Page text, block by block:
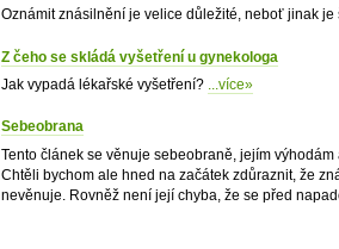
Oznámit znásilnění je velice důležité, neboť jinak
Z čeho se skládá vyšetření u gynekologa
Jak vypadá lékařské vyšetření? ...více»
Sebeobrana
Tento článek se věnuje sebeobraně, jejím
Chtěli bychom ale hned na začátek zdůraznit, že
nevěnuje. Rovněž není její chyba, že se před